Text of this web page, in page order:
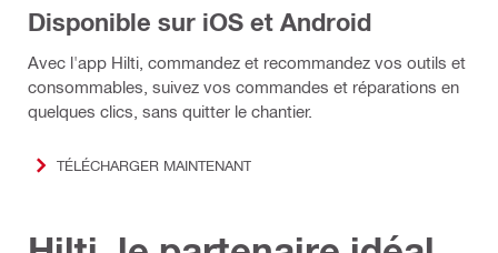
Disponible sur iOS et Android
Avec l'app Hilti, commandez et recommandez vos outils et
consommables, suivez vos commandes et réparations en
quelques clics, sans quitter le chantier.
TÉLÉCHARGER MAINTENANT